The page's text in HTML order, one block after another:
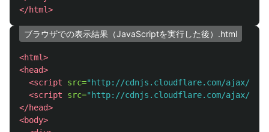
</html>
ブラウザでの表示結果（JavaScriptを実行した後）.html
<html>
<head>
<script src="http://cdnjs.cloudflare.com/ajax/
<script src="http://cdnjs.cloudflare.com/ajax/
</head>
<body>